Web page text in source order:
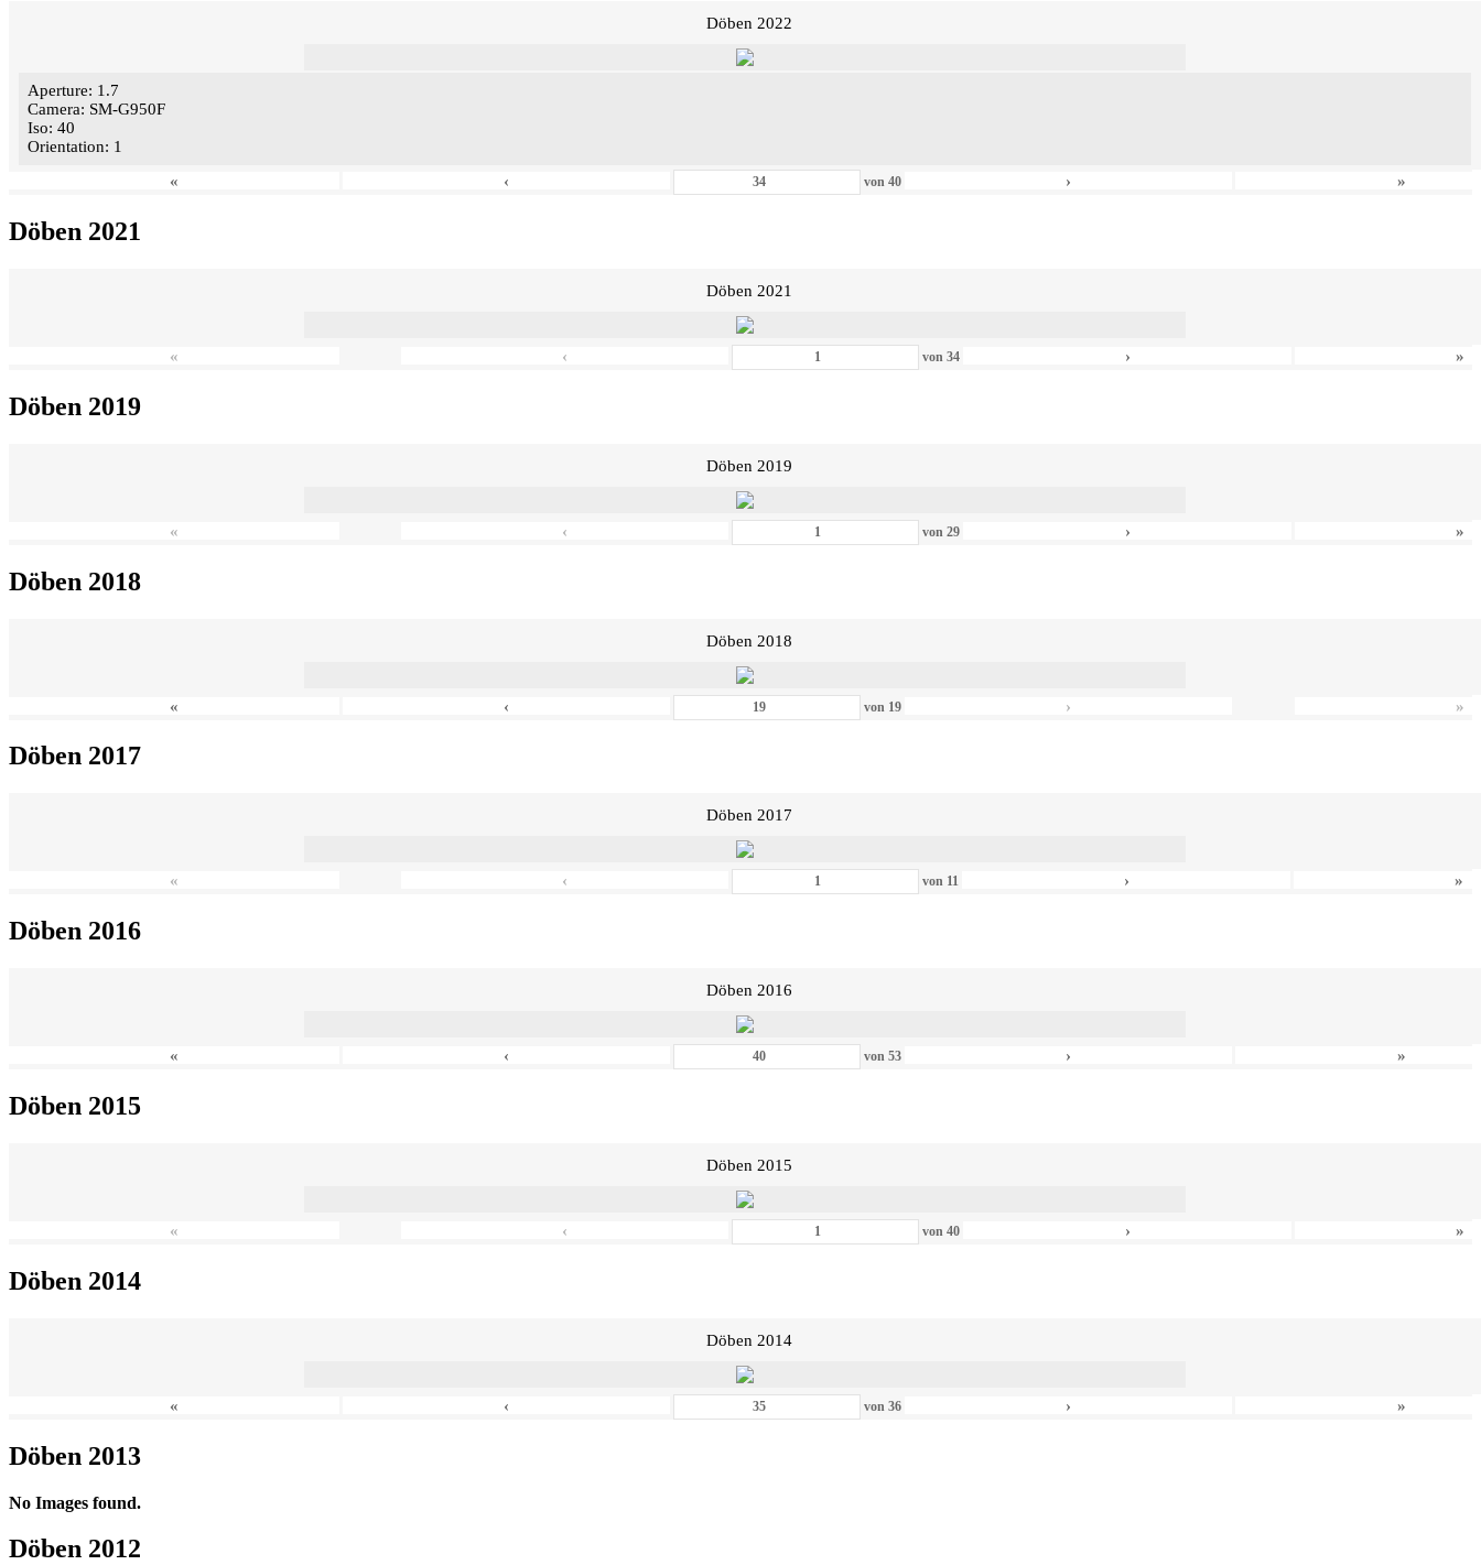
Döben 2022
Aperture: 1.7
Camera: SM-G950F
Iso: 40
Orientation: 1
«
‹ von40 › »
Döben 2021
Döben 2021
« ‹ von34 › »
Döben 2019
Döben 2019
« ‹ von29 › »
Döben 2018
Döben 2018
« ‹ von 19 › »
Döben 2017
Döben 2017
« ‹ von 11 › »
Döben 2016
Döben 2016
« ‹ von53 › »
Döben 2015
Döben 2015
« ‹ von40 › »
Döben 2014
Döben 2014
« ‹ von36 › »
Döben 2013
No Images found.
Döben 2012